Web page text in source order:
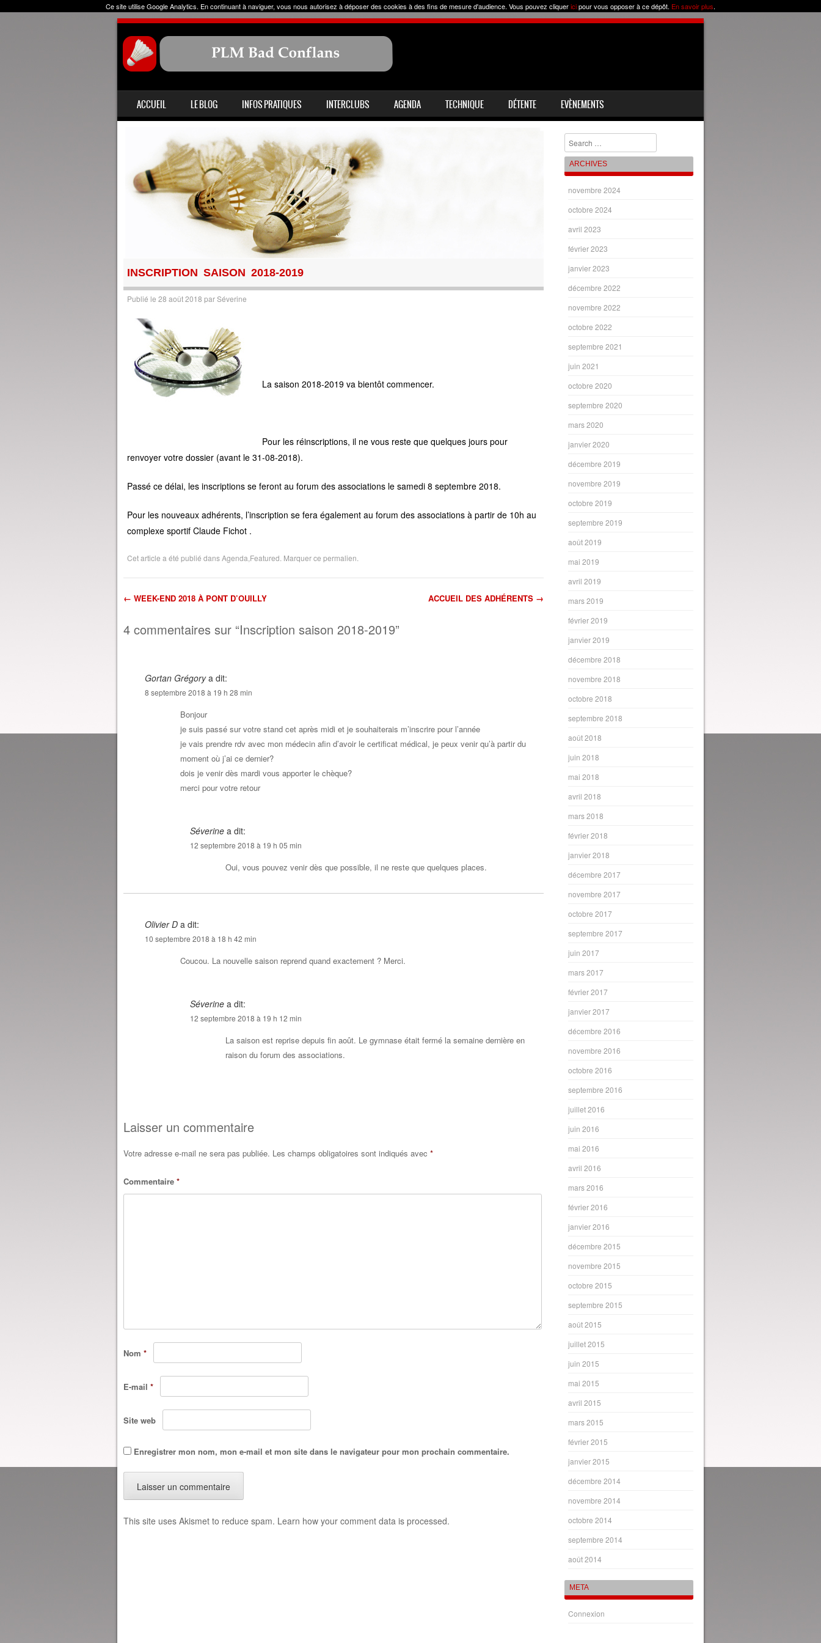
Ce site utilise Google Analytics. En continuant à naviguer, vous nous autorisez à déposer des cookies à des fins de mesure d'audience. Vous pouvez cliquericipour vous opposer à ce dépôt. En savoir plus.
MENU
ALLER AU CONTENU
ACCUEIL LE BLOG INFOS PRATIQUES INTERCLUBS AGENDA TECHNIQUE DÉTENTE EVÈNEMENTS
INSCRIPTION SAISON 2018-2019
Publié le 28 août 2018 parSéverine
La saison 2018-2019 va bientôt commencer.
Pour les réinscriptions, il ne vous reste que quelques jours pour
renvoyer votre dossier (avant le 31-08-2018).
Passé ce délai, les inscriptions se feront au forum des associations le samedi 8 septembre 2018.
Pour les nouveaux adhérents, l’inscription se fera également au forum des associations à partir de 10h au
complexe sportif Claude Fichot .
Cet article a été publié dansAgenda,Featured. Marquer ce permalien.
Navigation dans l'article
← WEEK-END 2018 À PONT D’OUILLY ACCUEIL DES ADHÉRENTS →
4 commentaires sur “Inscription saison 2018-2019”
Gortan Grégory a dit:
8 septembre 2018 à 19 h 28 min
Bonjour
je suis passé sur votre stand cet après midi et je souhaiterais m’inscrire pour l’année
je vais prendre rdv avec mon médecin afin d’avoir le certificat médical, je peux venir qu’à partir du
moment où j’ai ce dernier?
dois je venir dès mardi vous apporter le chèque?
merci pour votre retour
Séverine a dit:
12 septembre 2018 à 19 h 05 min
Oui, vous pouvez venir dès que possible, il ne reste que quelques places.
Répondr
Olivier D a dit:
10 septembre 2018 à 18 h 42 min
Coucou. La nouvelle saison reprend quand exactement ? Merci.
Séverine a dit:
12 septembre 2018 à 19 h 12 min
La saison est reprise depuis fin août. Le gymnase était fermé la semaine dernière en
raison du forum des associations.
Laisser un commentaire
Votre adresse e-mail ne sera pas publiée. Les champs obligatoires sont indiqués avec *
Commentaire *
Nom *
E-mail *
Site web
Enregistrer mon nom, mon e-mail et mon site dans le navigateur pour mon prochain commentaire.
This site uses Akismet to reduce spam. Learn how your comment data is processed.
Chercher
ARCHIVES
novembre 2024
octobre 2024
avril 2023
février 2023
janvier 2023
décembre 2022
novembre 2022
octobre 2022
septembre 2021
juin 2021
octobre 2020
septembre 2020
mars 2020
janvier 2020
décembre 2019
novembre 2019
octobre 2019
septembre 2019
août 2019
mai 2019
avril 2019
mars 2019
février 2019
janvier 2019
décembre 2018
novembre 2018
octobre 2018
septembre 2018
août 2018
juin 2018
mai 2018
avril 2018
mars 2018
février 2018
janvier 2018
décembre 2017
novembre 2017
octobre 2017
septembre 2017
juin 2017
mars 2017
février 2017
janvier 2017
décembre 2016
novembre 2016
octobre 2016
septembre 2016
juillet 2016
juin 2016
mai 2016
avril 2016
mars 2016
février 2016
janvier 2016
décembre 2015
novembre 2015
octobre 2015
septembre 2015
août 2015
juillet 2015
juin 2015
mai 2015
avril 2015
mars 2015
février 2015
janvier 2015
décembre 2014
novembre 2014
octobre 2014
septembre 2014
août 2014
META
Connexion